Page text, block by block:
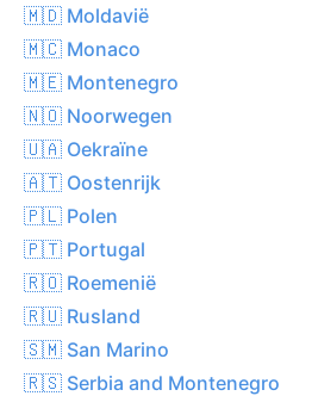
🇲🇩 Moldavië
🇲🇨 Monaco
🇲🇪 Montenegro
🇳🇴 Noorwegen
🇺🇦 Oekraïne
🇦🇹 Oostenrijk
🇵🇱 Polen
🇵🇹 Portugal
🇷🇴 Roemenië
🇷🇺 Rusland
🇸🇲 San Marino
🇷🇸 Serbia and Montenegro